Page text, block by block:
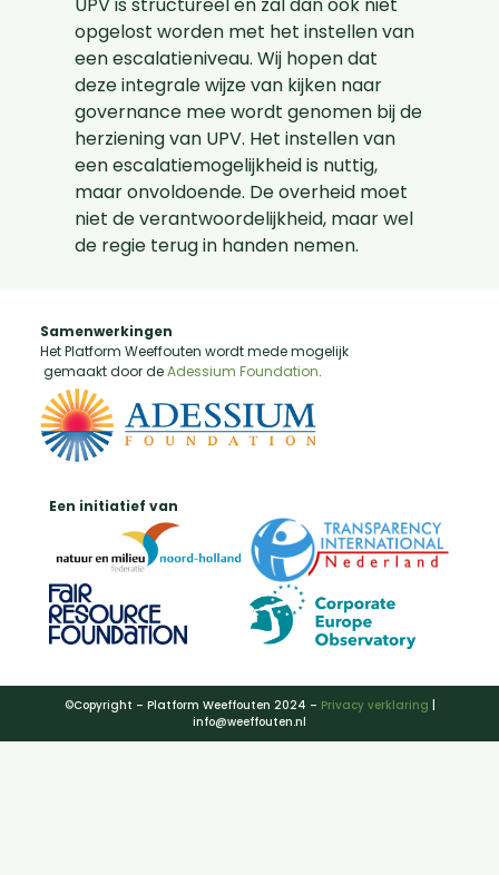
UPV is structureel en zal dan ook niet
opgelost worden met het instellen van
een escalatieniveau. Wij hopen dat
deze integrale wijze van kijken naar
governance mee wordt genomen bij de
herziening van UPV. Het instellen van
een escalatiemogelijkheid is nuttig,
maar onvoldoende. De overheid moet
niet de verantwoordelijkheid, maar wel
de regie terug in handen nemen.
Samenwerkingen
Het Platform Weeffouten wordt mede mogelijk
gemaakt door deAdessium Foundation.
Een initiatief van
©Copyright – Platform Weeffouten 2024 – Privacy verklaring
info@weeffouten.nl